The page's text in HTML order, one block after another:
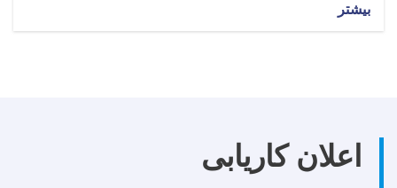
بیشتر
اعلان کاریابی